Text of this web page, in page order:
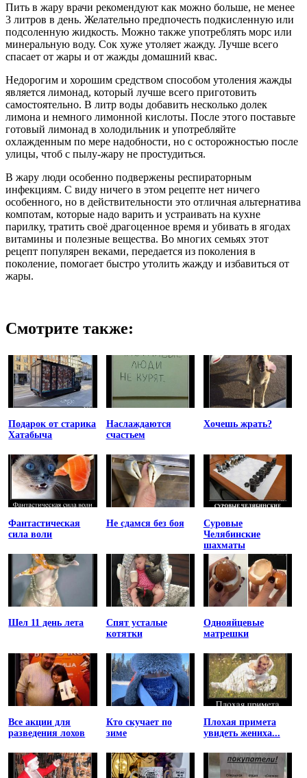
Пить в жару врачи рекомендуют как можно больше, не менее
3 литров в день. Желательно предпочесть подкисленную или
подсоленную жидкость. Можно также употреблять морс или
минеральную воду. Сок хуже утоляет жажду. Лучше всего
спасает от жары и от жажды домашний квас.
Недорогим и хорошим средством способом утоления жажды
является лимонад, который лучше всего приготовить
самостоятельно. В литр воды добавить несколько долек
лимона и немного лимонной кислоты. После этого поставьте
готовый лимонад в холодильник и употребляйте
охлажденным по мере надобности, но с осторожностью после
улицы, чтоб с пылу-жару не простудиться.
В жару люди особенно подвержены респираторным
инфекциям. С виду ничего в этом рецепте нет ничего
особенного, но в действительности это отличная альтернатива
компотам, которые надо варить и устраивать на кухне
парилку, тратить своё драгоценное время и убивать в ягодах
витамины и полезные вещества. Во многих семьях этот
рецепт популярен веками, передается из поколения в
поколение, помогает быстро утолить жажду и избавиться от
жары.
Смотрите также:
Подарок от старика
Хатабыча
Наслаждаются
счастьем
Хочешь жрать?
Фантастическая
сила воли
Не сдамся без боя
Суровые
Челябинские
шахматы
Шел 11 день лета
Спят усталые
котятки
Однояйцевые
матрешки
Все акции для
разведения лохов
Кто скучает по
зиме
Плохая примета
увидеть жениха...